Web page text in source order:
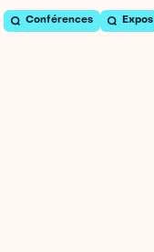
Conférences Expos